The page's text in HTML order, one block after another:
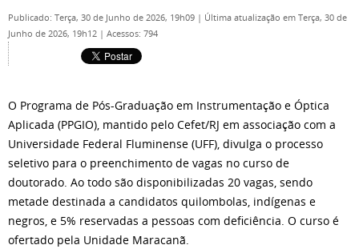
Publicado: Terça, 30 de Junho de 2026, 19h09 | Última atualização em Terça, 30 de
Junho de 2026, 19h12 | Acessos: 794
O Programa de Pós-Graduação em Instrumentação e Óptica
Aplicada (PPGIO), mantido pelo Cefet/RJ em associação com a
Universidade Federal Fluminense (UFF), divulga o processo
seletivo para o preenchimento de vagas no curso de
doutorado. Ao todo são disponibilizadas 20 vagas, sendo
metade destinada a candidatos quilombolas, indígenas e
negros, e 5% reservadas a pessoas com deficiência. O curso é
ofertado pela Unidade Maracanã.